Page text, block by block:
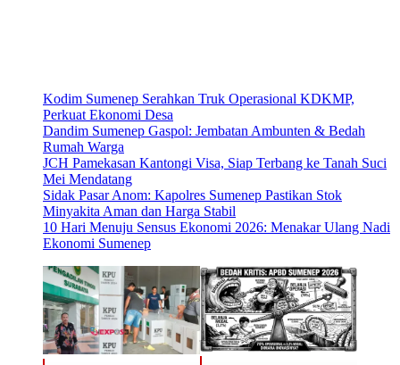
Kodim Sumenep Serahkan Truk Operasional KDKMP,
Perkuat Ekonomi Desa
Dandim Sumenep Gaspol: Jembatan Ambunten & Bedah
Rumah Warga
JCH Pamekasan Kantongi Visa, Siap Terbang ke Tanah Suci
Mei Mendatang
Sidak Pasar Anom: Kapolres Sumenep Pastikan Stok
Minyakita Aman dan Harga Stabil
10 Hari Menuju Sensus Ekonomi 2026: Menakar Ulang Nadi
Ekonomi Sumenep